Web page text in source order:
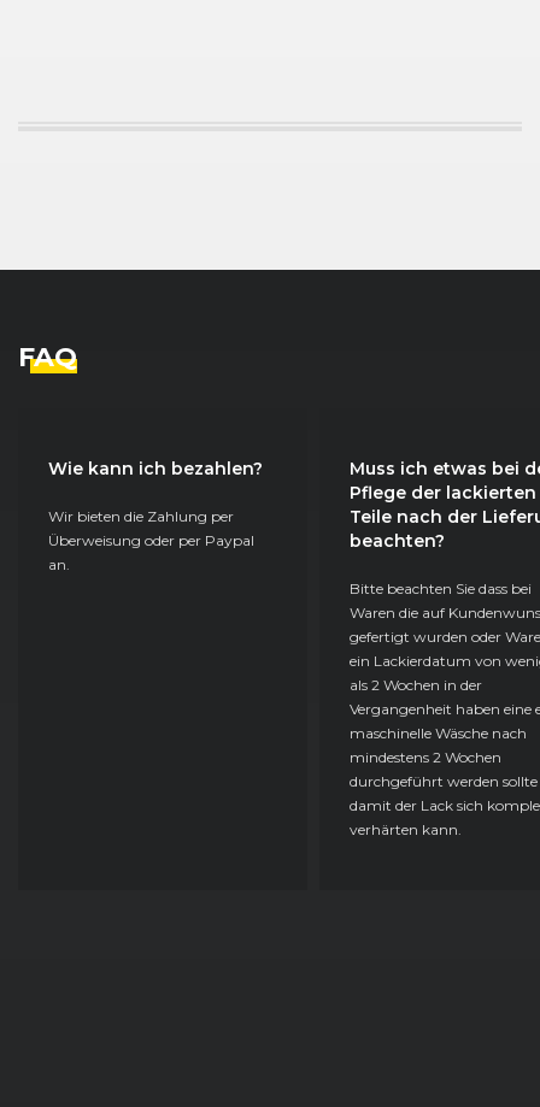
FAQ
Wie kann ich bezahlen?
Wir bieten die Zahlung per
Überweisung oder per Paypal
an.
Muss ich etwas bei
Pflege der lackierten
Teile nach der
beachten?
Bitte beachten Sie dass bei
Waren die auf
gefertigt wurden oder
ein Lackierdatum von
als 2 Wochen in der
Vergangenheit haben eine
maschinelle Wäsche nach
mindestens 2 Wochen
durchgeführt werden sollte
damit der Lack sich
verhärten kann.